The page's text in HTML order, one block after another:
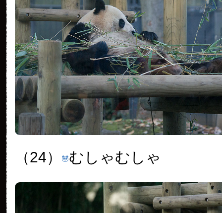
（24） むしゃむしゃ